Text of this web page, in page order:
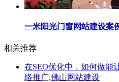
一米阳光门窗网站建设案
相关推荐
在SEO优化中，如何做能
络推广,佛山网站建设